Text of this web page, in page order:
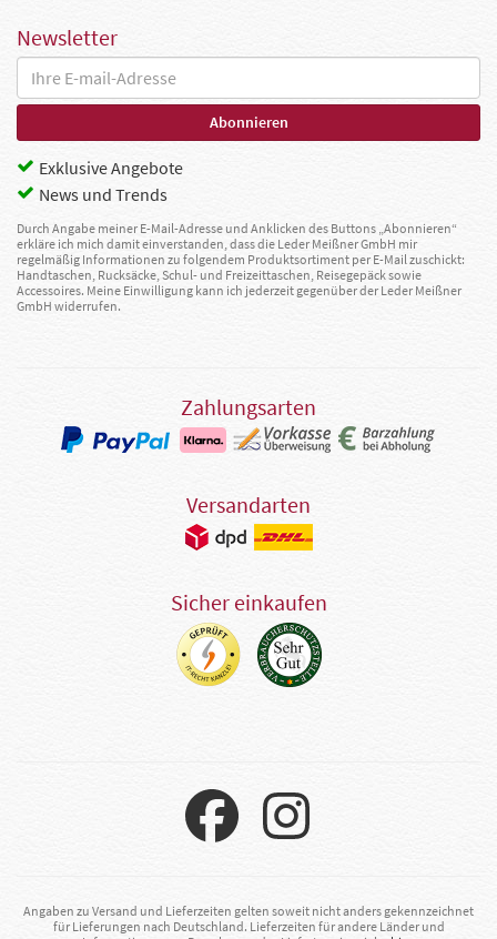
Newsletter
Exklusive Angebote
News und Trends
Durch Angabe meiner E-Mail-Adresse und Anklicken des Buttons „Abonnieren“
erkläre ich mich damit einverstanden, dass die Leder Meißner GmbH mir
regelmäßig Informationen zu folgendem Produktsortiment per E-Mail zuschickt:
Handtaschen, Rucksäcke, Schul- und Freizeittaschen, Reisegepäck sowie
Accessoires. Meine Einwilligung kann ich jederzeit gegenüber der Leder Meißner
GmbH widerrufen.
Zahlungsarten
Versandarten
Sicher einkaufen
Angaben zu Versand und Lieferzeiten gelten soweit nicht anders gekennzeichnet
für Lieferungen nach Deutschland. Lieferzeiten für andere Länder und